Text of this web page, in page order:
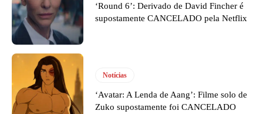
‘Round 6’: Derivado de David Fincher é
supostamente CANCELADO pela Netflix
Notícias
‘Avatar: A Lenda de Aang’: Filme solo de
Zuko supostamente foi CANCELADO